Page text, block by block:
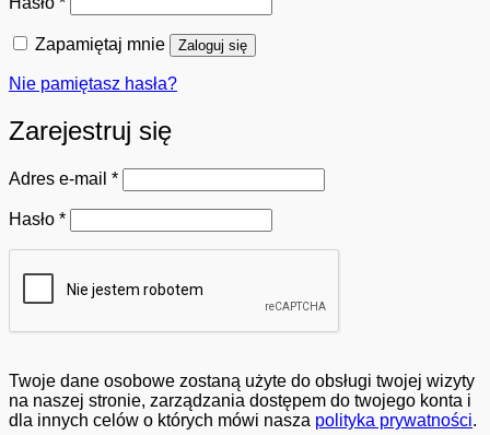
Zapamiętaj mnie Zaloguj się
Nie pamiętasz hasła?
Zarejestruj się
Adres e-mail *Wymagane
Hasło *Wymagane
Twoje dane osobowe zostaną użyte do obsługi twojej wizyty
na naszej stronie, zarządzania dostępem do twojego konta i
dla innych celów o których mówi nasza polityka prywatności.